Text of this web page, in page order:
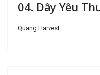
04. Dây Yêu
Quang Harvest